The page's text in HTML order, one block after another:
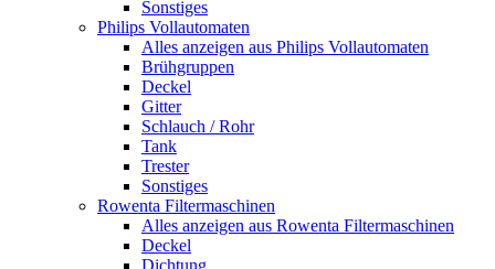
Sonstiges
Philips Vollautomaten
Alles anzeigen aus Philips Vollautomaten
Brühgruppen
Deckel
Gitter
Schlauch / Rohr
Tank
Trester
Sonstiges
Rowenta Filtermaschinen
Alles anzeigen aus Rowenta Filtermaschinen
Deckel
Dichtung